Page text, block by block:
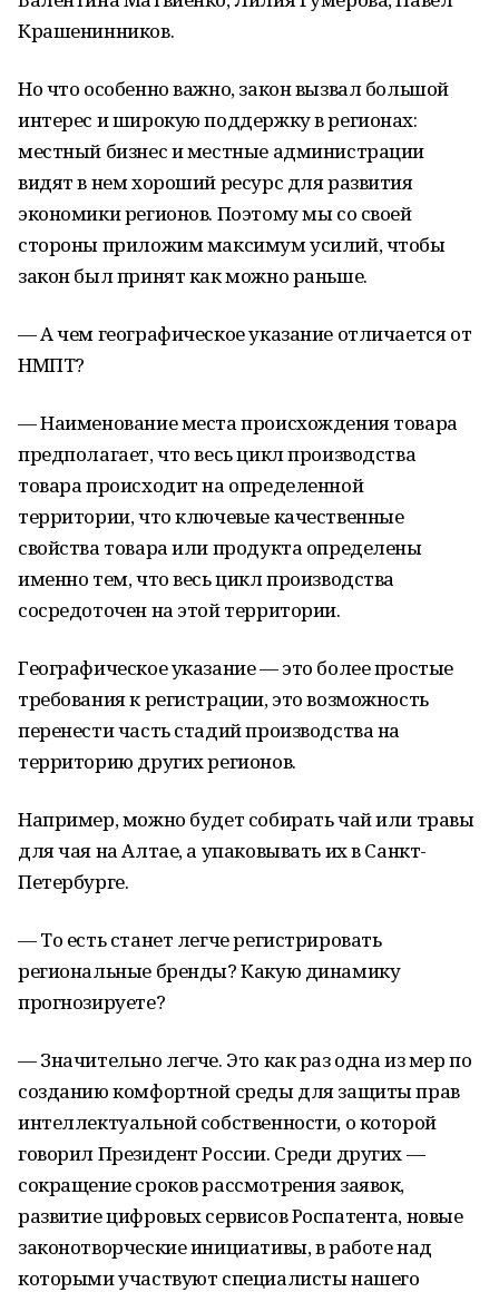
Крашенинников.
Но что особенно важно, закон вызвал большой
интерес и широкую поддержку в регионах:
местный бизнес и местные администрации
видят в нем хороший ресурс для развития
экономики регионов. Поэтому мы со своей
стороны приложим максимум усилий, чтобы
закон был принят как можно раньше.
— А чем географическое указание отличается от
НМПТ?
— Наименование места происхождения товара
предполагает, что весь цикл производства
товара происходит на определенной
территории, что ключевые качественные
свойства товара или продукта определены
именно тем, что весь цикл производства
сосредоточен на этой территории.
Географическое указание — это более простые
требования к регистрации, это возможность
перенести часть стадий производства на
территорию других регионов.
Например, можно будет собирать чай или травы
для чая на Алтае, а упаковывать их в Санкт-
Петербурге.
— То есть станет легче регистрировать
региональные бренды? Какую динамику
прогнозируете?
— Значительно легче. Это как раз одна из мер по
созданию комфортной среды для защиты прав
интеллектуальной собственности, о которой
говорил Президент России. Среди других —
сокращение сроков рассмотрения заявок,
развитие цифровых сервисов Роспатента, новые
законотворческие инициативы, в работе над
которыми участвуют специалисты нашего